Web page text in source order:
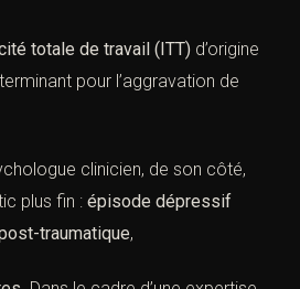
douleurs diffuses,
pour l’aggravation de